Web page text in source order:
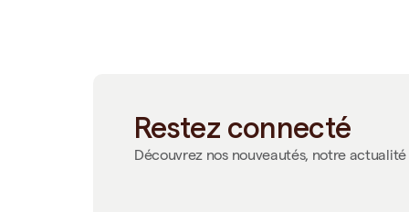
Restez connecté
Découvrez nos nouveautés, notre